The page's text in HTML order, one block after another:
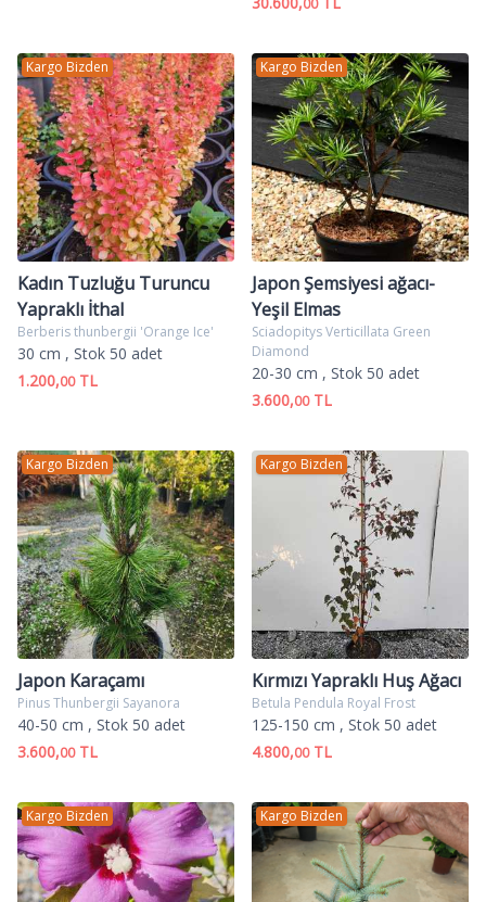
Kargo Bizden
Kadın Tuzluğu Turuncu
Yapraklı İthal
Berberis thunbergii 'Orange Ice'
30 cm , Stok 50 adet
1.200,00TL
Kargo Bizden
Japon Şemsiyesi ağacı-
Yeşil Elmas
Sciadopitys Verticillata Green
Diamond
20-30 cm , Stok 50 adet
3.600,00TL
Kargo Bizden
Japon Karaçamı
Pinus Thunbergii Sayanora
40-50 cm , Stok 50 adet
3.600,00TL
Kargo Bizden
Kırmızı Yapraklı Huş Ağacı
Betula Pendula Royal Frost
125-150 cm , Stok 50 adet
4.800,00TL
Kargo Bizden Kargo Bizden